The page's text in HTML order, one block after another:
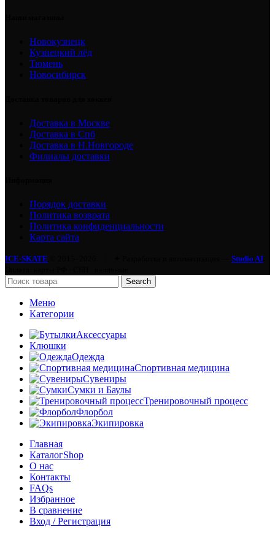
Новокузнецк
Кузнецкий лёд
Тюмень
Новосибирск
Доставка в Москве
Доставка в Спб
Доставка в Н.Новгороде
Филиалы доставки
Порядок доставки
Политика возврата
Политика конфиденциальности
Карта сайта
ICE-SKATE
Studio AI
Search
Меню
Категории
Аксессуары
Клюшки
Одежда
Спортивная медицина
Сувениры
Сумки и Баулы
Тренировочный процесс
Флорбол
Экипировка
Главная
КаталогShop
О нас
Контакты
FAQs
Избранное
В сравнение
Вход / Регистрация